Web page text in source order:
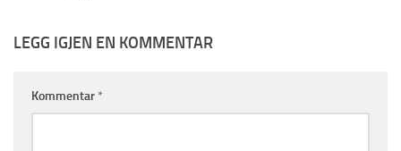
LEGG IGJEN EN KOMMENTAR
Kommentar*